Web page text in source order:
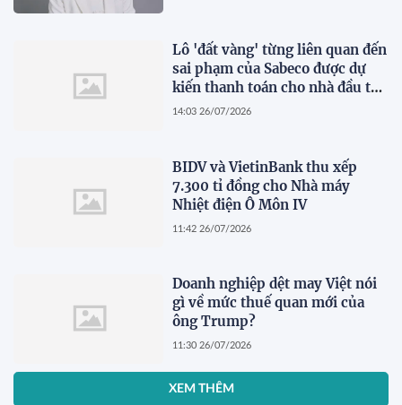
Lô 'đất vàng' từng liên quan đến
sai phạm của Sabeco được dự
kiến thanh toán cho nhà đầu tư
dự án cầu Cần Giờ
14:03 26/07/2026
BIDV và VietinBank thu xếp
7.300 tỉ đồng cho Nhà máy
Nhiệt điện Ô Môn IV
11:42 26/07/2026
Doanh nghiệp dệt may Việt nói
gì về mức thuế quan mới của
ông Trump?
11:30 26/07/2026
XEM THÊM